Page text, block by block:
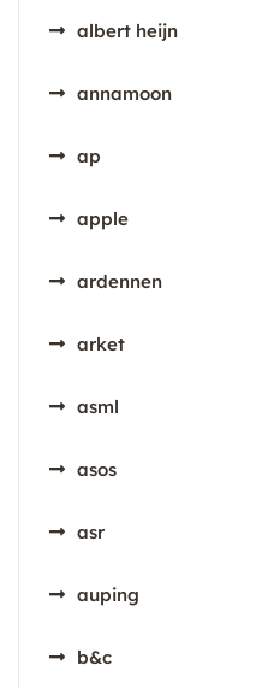
albert heijn
annamoon
ap
apple
ardennen
arket
asml
asos
asr
auping
b&c